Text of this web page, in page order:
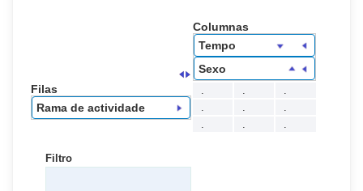
Columnas
Tempo
Sexo
Filas
Rama de actividade
Filtro